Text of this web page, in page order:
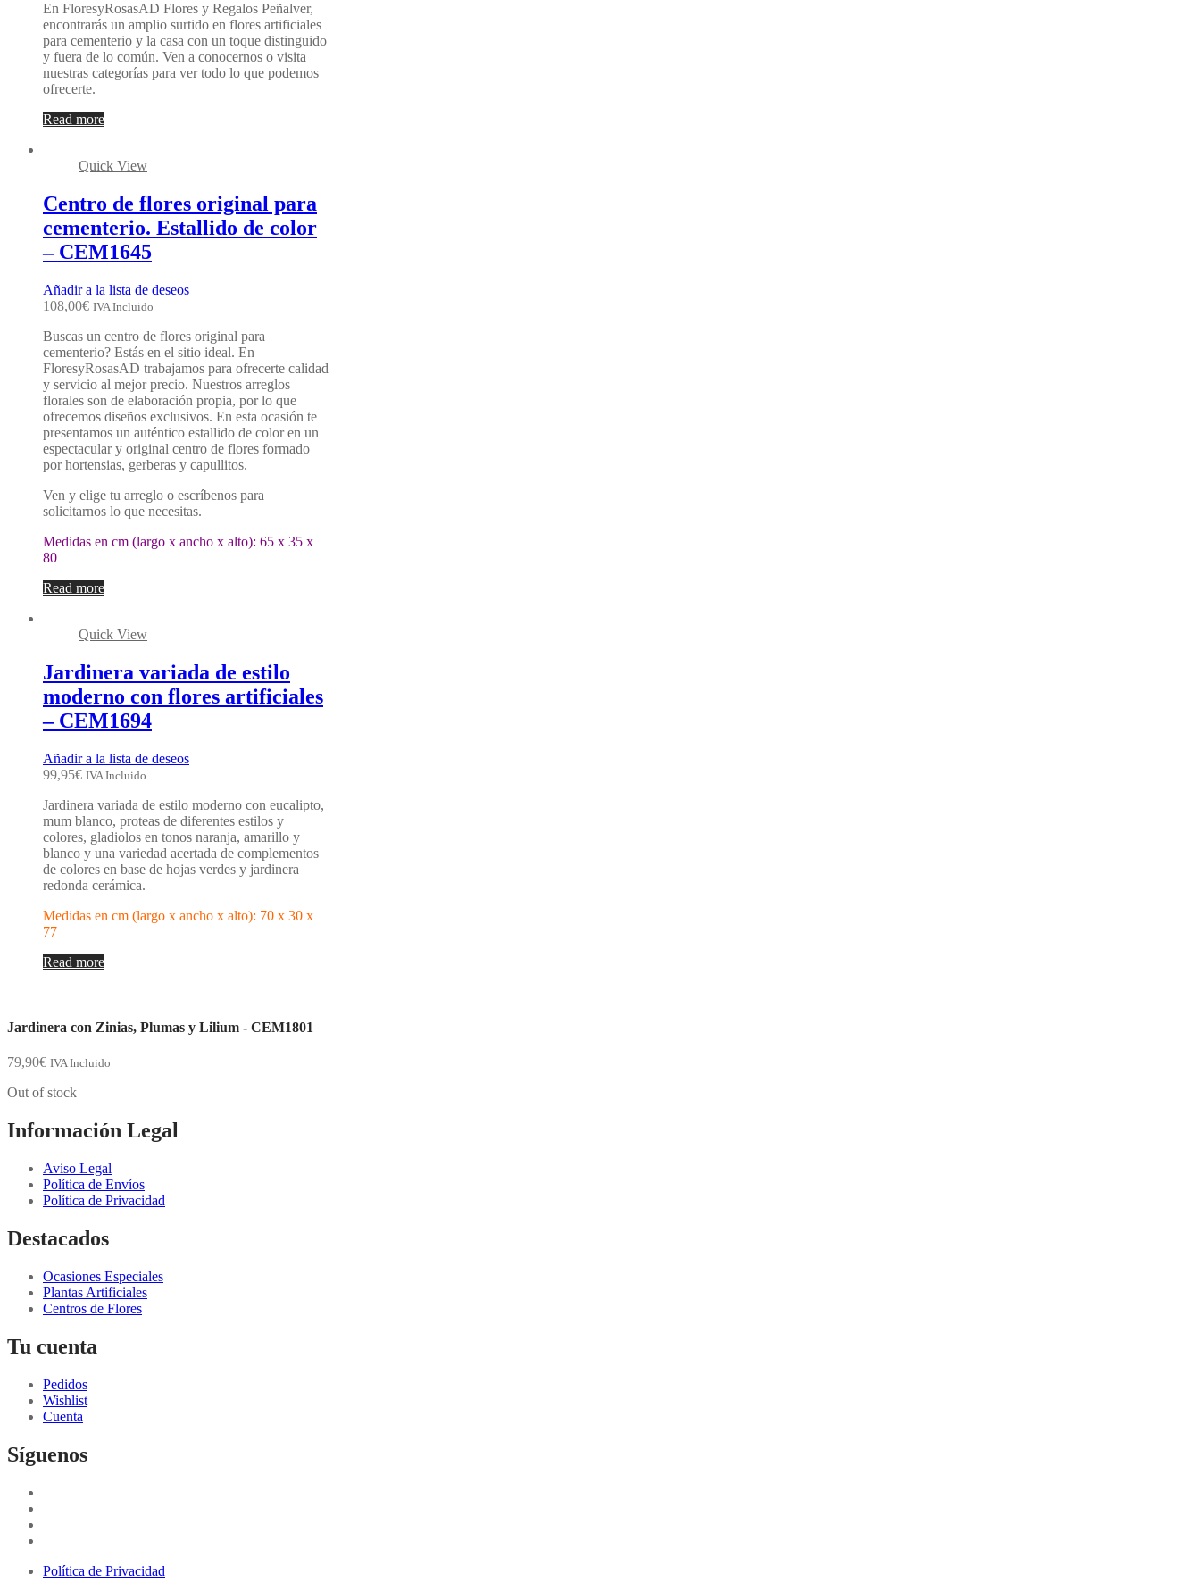
En FloresyRosasAD Flores y Regalos Peñalver,
encontrarás un amplio surtido en flores artificiales
para cementerio y la casa con un toque distinguido
y fuera de lo común. Ven a conocernos o visita
nuestras categorías para ver todo lo que podemos
ofrecerte.
Read more
Quick View
Centro de flores original para
cementerio. Estallido de color
– CEM1645
Añadir a la lista de deseos
108,00€ IVA Incluido
Buscas un centro de flores original para
cementerio? Estás en el sitio ideal. En
FloresyRosasAD trabajamos para ofrecerte calidad
y servicio al mejor precio. Nuestros arreglos
florales son de elaboración propia, por lo que
ofrecemos diseños exclusivos. En esta ocasión te
presentamos un auténtico estallido de color en un
espectacular y original centro de flores formado
por hortensias, gerberas y capullitos.
Ven y elige tu arreglo o escríbenos para
solicitarnos lo que necesitas.
Medidas en cm (largo x ancho x alto): 65 x 35 x
80
Read more
Quick View
Jardinera variada de estilo
moderno con flores artificiales
– CEM1694
Añadir a la lista de deseos
99,95€ IVA Incluido
Jardinera variada de estilo moderno con eucalipto,
mum blanco, proteas de diferentes estilos y
colores, gladiolos en tonos naranja, amarillo y
blanco y una variedad acertada de complementos
de colores en base de hojas verdes y jardinera
redonda cerámica.
Medidas en cm (largo x ancho x alto): 70 x 30 x
77
Read more
Jardinera con Zinias, Plumas y Lilium - CEM1801
79,90€ IVA Incluido
Out of stock
Información Legal
Aviso Legal
Política de Envíos
Política de Privacidad
Destacados
Ocasiones Especiales
Plantas Artificiales
Centros de Flores
Tu cuenta
Pedidos
Wishlist
Cuenta
Síguenos
Política de Privacidad